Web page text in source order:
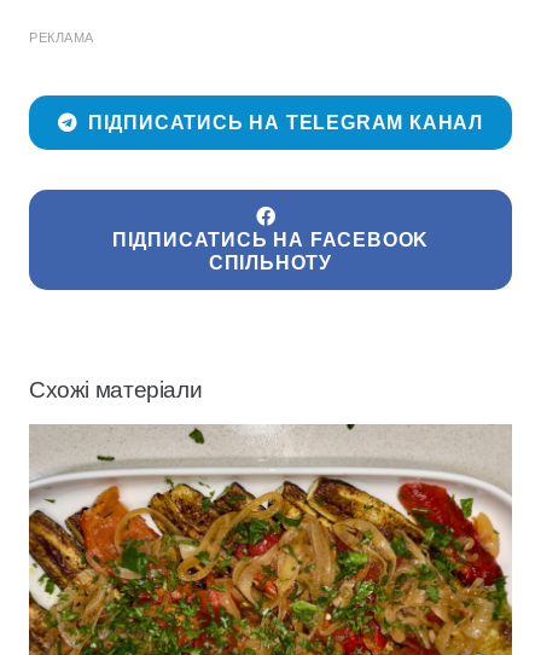
РЕКЛАМА
ПІДПИСАТИСЬ НА TELEGRAM КАНАЛ
ПІДПИСАТИСЬ НА FACEBOOK
СПІЛЬНОТУ
Схожі матеріали